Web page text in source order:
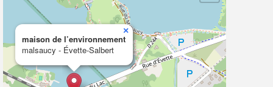
maison de l’environnement
malsaucy - Évette-Salbert
×